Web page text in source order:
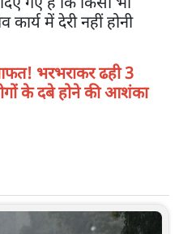
में देरी नहीं होनी
भरभराकर ढही 3
के दबे होने की आशंका